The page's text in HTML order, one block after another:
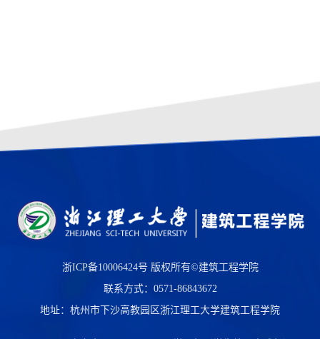
浙ICP备10006424号 版权所有©建筑工程学院
联系方式：0571-86843672
地址：杭州市下沙高教园区浙江理工大学建筑工程学院